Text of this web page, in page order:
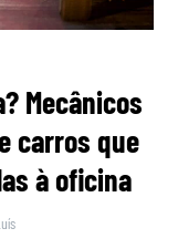
Mecânicos
carros que
à oficina